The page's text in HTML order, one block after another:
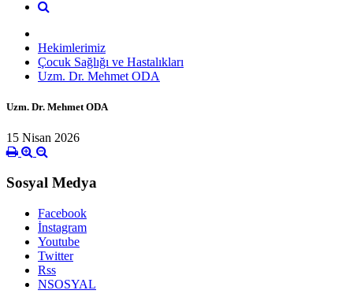
Hekimlerimiz
Çocuk Sağlığı ve Hastalıkları
Uzm. Dr. Mehmet ODA
Uzm. Dr. Mehmet ODA
15 Nisan 2026
Sosyal Medya
Facebook
İnstagram
Youtube
Twitter
Rss
NSOSYAL